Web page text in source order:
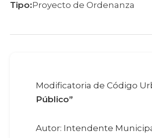
Tipo:Proyecto de Ordenanza
Modificatoria de Código
Público”
Autor: Intendente